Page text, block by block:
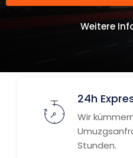
Weitere
24h
Wir
Stunden.